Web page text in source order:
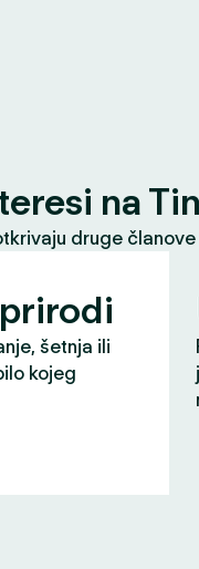
na
druge
šetnja ili
kojeg